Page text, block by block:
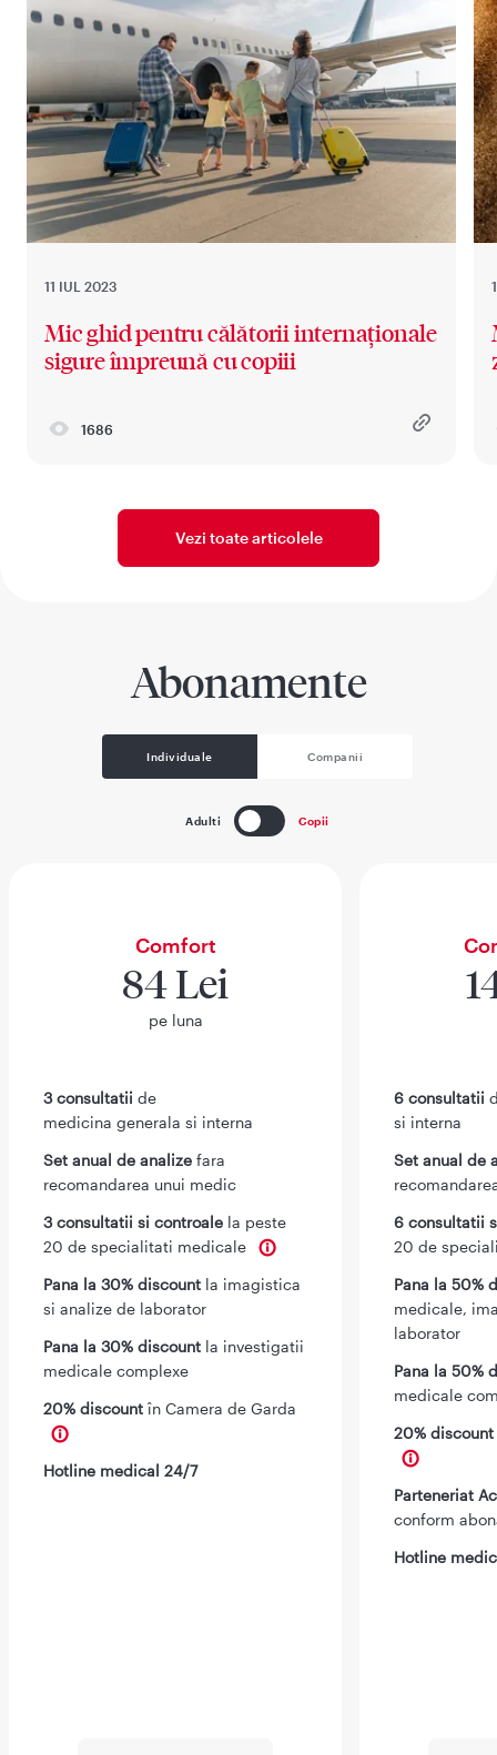
11 IUL 2023
Mic ghid pentru călătorii internaționale
sigure împreună cu copiii
1686
Vezi toate articolele
Abonamente
Individuale Companii
Adulti Copii
Comfort
84 Lei
pe luna
3 consultatii de
medicina generala si interna
Set anual de analize fara
recomandarea unui medic
3 consultatii si controale la peste
20 de specialitati medicale
Pana la 30% discount la imagistica
si analize de laborator
Pana la 30% discount la investigatii
medicale complexe
20% discount în Camera de Garda
Hotline medical 24/7
6 consultatii
si interna
Set anual de
6 consultatii
20 de
Pana la 50%
medicale,
laborator
Pana la 50%
medicale
20%
Parteneriat
conform
Hotline